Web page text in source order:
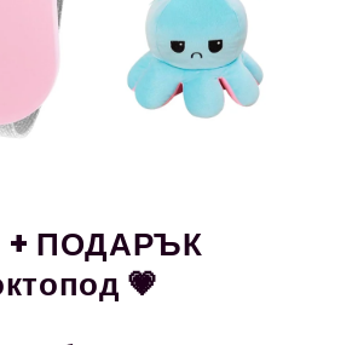
+ ПОДАРЪК
💗